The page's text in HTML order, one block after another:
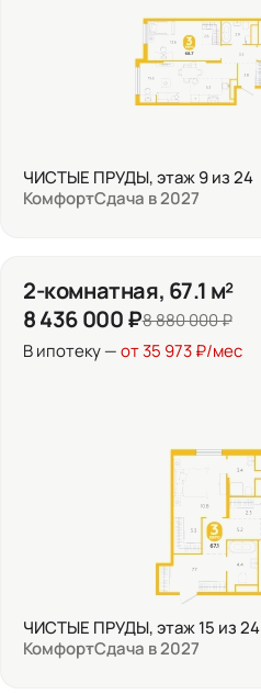
ЧИСТЫЕ ПРУДЫ, этаж 9 из 24
КомфортСдача в 2027
2-комнатная, 67.1 м²
8 436 000 ₽8 880 000 ₽
В ипотеку —от 35 973 ₽/мес
ЧИСТЫЕ ПРУДЫ, этаж 15 из 24
КомфортСдача в 2027